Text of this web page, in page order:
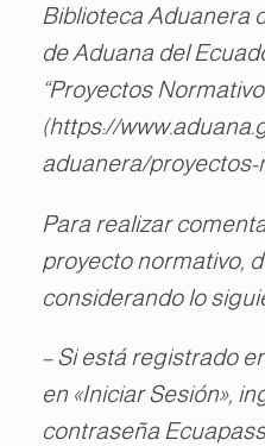
Biblioteca Aduanera
de Aduana del
“Proyectos
(https://
aduanera/
Para realizar
proyecto normativo,
considerando lo
– Si está registrado
en «Iniciar Sesión»,
contraseña